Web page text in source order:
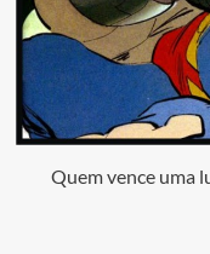
Quem vence uma